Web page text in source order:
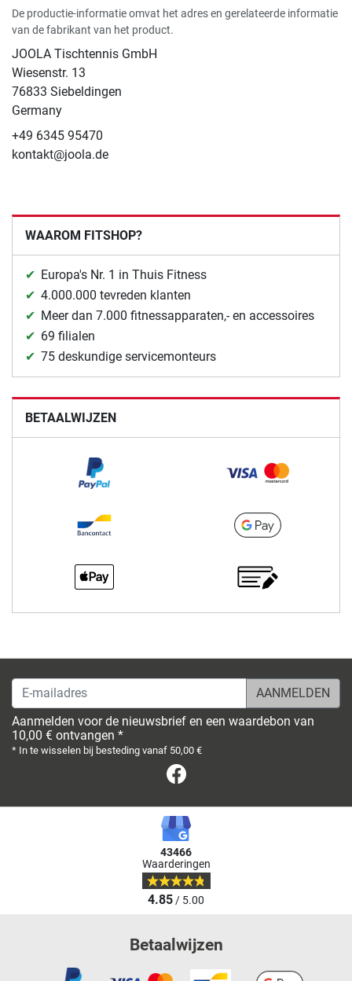
De productie-informatie omvat het adres en gerelateerde informatie
van de fabrikant van het product.
JOOLA Tischtennis GmbH
Wiesenstr. 13
76833 Siebeldingen
Germany
+49 6345 95470
kontakt@joola.de
WAAROM FITSHOP?
Europa's Nr. 1 in Thuis Fitness
4.000.000 tevreden klanten
Meer dan 7.000 fitnessapparaten,- en accessoires
69 filialen
75 deskundige servicemonteurs
BETAALWIJZEN
E-mailadres
Aanmelden voor de nieuwsbrief en een waardebon van
10,00 € ontvangen *
* In te wisselen bij besteding vanaf 50,00 €
43466
Waarderingen
4.85/ 5.00
Betaalwijzen